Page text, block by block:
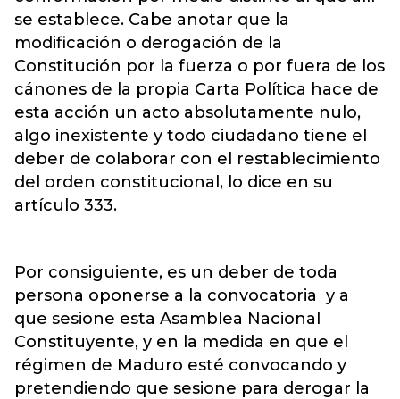
se establece. Cabe anotar que la
modificación o derogación de la
Constitución por la fuerza o por fuera de los
cánones de la propia Carta Política hace de
esta acción un acto absolutamente nulo,
algo inexistente y todo ciudadano tiene el
deber de colaborar con el restablecimiento
del orden constitucional, lo dice en su
artículo 333.
Por consiguiente, es un deber de toda
persona oponerse a la convocatoria y a
que sesione esta Asamblea Nacional
Constituyente, y en la medida en que el
régimen de Maduro esté convocando y
pretendiendo que sesione para derogar la